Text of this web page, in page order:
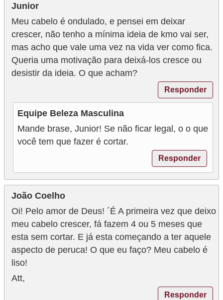
Junior
Meu cabelo é ondulado, e pensei em deixar
crescer, não tenho a mínima ideia de kmo vai ser,
mas acho que vale uma vez na vida ver como fica.
Queria uma motivação para deixá-los cresce ou
desistir da ideia. O que acham?
Responder
Equipe Beleza Masculina
Mande brase, Junior! Se não ficar legal, o o que
você tem que fazer é cortar.
Responder
João Coelho
Oi! Pelo amor de Deus! ´É A primeira vez que deixo
meu cabelo crescer, fá fazem 4 ou 5 meses que
esta sem cortar. E já esta começando a ter aquele
aspecto de peruca! O que eu faço? Meu cabelo é
liso!
Att,
Responder